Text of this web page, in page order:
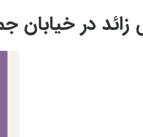
زائد در خیابان